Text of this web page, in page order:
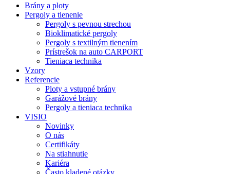
Brány a ploty
Pergoly a tienenie
Pergoly s pevnou strechou
Bioklimatické pergoly
Pergoly s textilným tienením
Prístrešok na auto CARPORT
Tieniaca technika
Vzory
Referencie
Ploty a vstupné brány
Garážové brány
Pergoly a tieniaca technika
VISIO
Novinky
O nás
Certifikáty
Na stiahnutie
Kariéra
Často kladené otázky